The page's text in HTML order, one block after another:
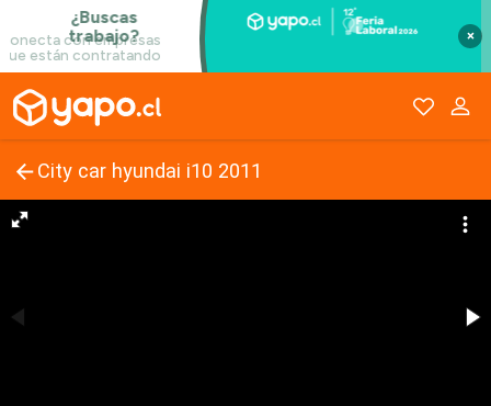
×
City car hyundai i10 2011